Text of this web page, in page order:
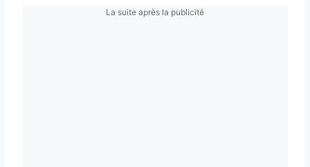
La suite après la publicité